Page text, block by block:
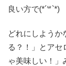
良い方で(*´꒳`*)
どれにしようか
る？！」とアセ
ゃ美味しい！」